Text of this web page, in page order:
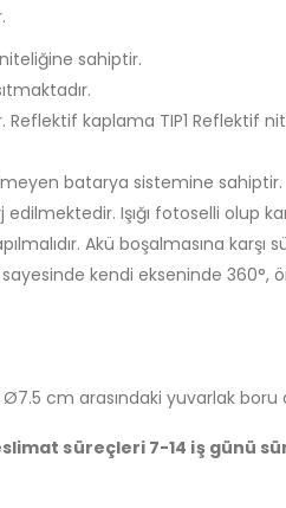
sahiptir.
Reflektif kaplama TIP1
batarya sistemine sahiptir.
edilmektedir. Işığı fotoselli
Akü boşalmasına
kendi ekseninde
cm arasındaki yuvarlak
süreçleri 7-14 iş günü